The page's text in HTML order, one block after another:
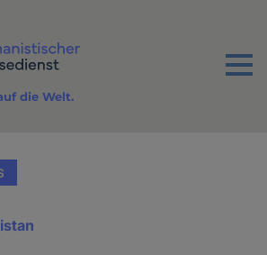
Menu
die Welt.